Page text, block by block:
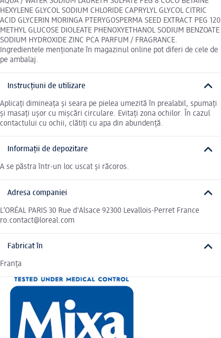
HEXYLENE GLYCOL SODIUM CHLORIDE CAPRYLYL GLYCOL CITRIC
ACID GLYCERIN MORINGA PTERYGOSPERMA SEED EXTRACT PEG 120
METHYL GLUCOSE DIOLEATE PHENOXYETHANOL SODIUM BENZOATE
SODIUM HYDROXIDE ZINC PCA PARFUM / FRAGRANCE.
Ingredientele menționate în magazinul online pot diferi de cele de
pe ambalaj.
Instrucțiuni de utilizare
Aplicați dimineața și seara pe pielea umezită în prealabil, spumați
și masați ușor cu mișcări circulare. Evitați zona ochilor. În cazul
contactului cu ochii, clătiți cu apa din abundență.
Informații de depozitare
A se păstra într-un loc uscat și răcoros.
Adresa companiei
L’ORÉAL PARIS 30 Rue d'Alsace 92300 Levallois-Perret France
ro.contact@loreal.com
Fabricat în
Franța